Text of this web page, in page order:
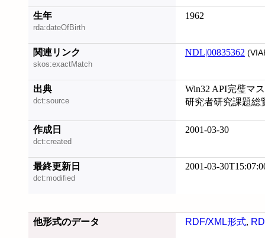
生年
rda:dateOfBirth
1962
関連リンク
skos:exactMatch
NDL|00835362
出典
dct:source
Win32 API完璧マ
研究者研究課題総
作成日
dct:created
2001-03-30
最終更新日
dct:modified
2001-03-
他形式のデータ RDF/XML形式,